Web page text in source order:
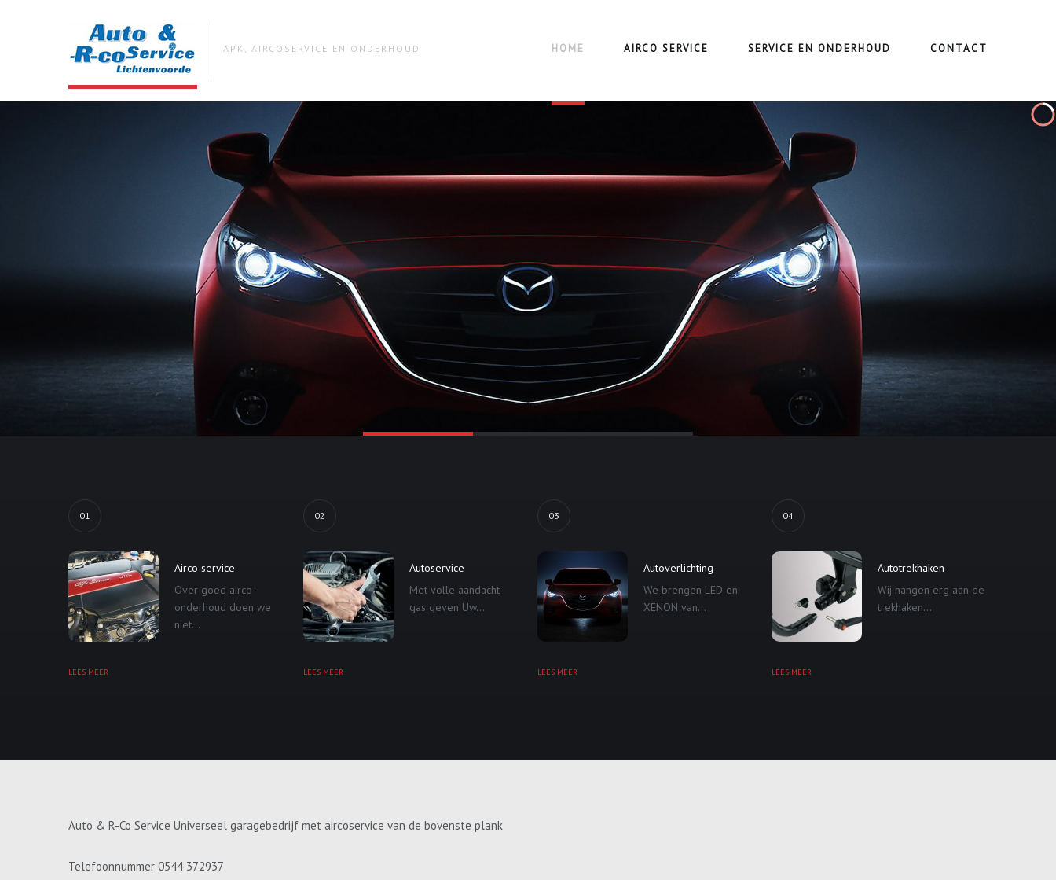
APK, AIRCOSERVICE EN ONDERHOUD HOME AIRCO SERVICE SERVICE EN ONDERHOUD CONTACT
01
Airco service
Over goed airco-
onderhoud doen we
niet...
LEES MEER
02
Autoservice
Met volle aandacht
gas geven Uw...
LEES MEER
03
Autoverlichting
We brengen LED en
XENON van...
LEES MEER
04
Autotrekhaken
Wij hangen erg aan de
trekhaken...
LEES MEER
Auto & R-Co Service Universeel garagebedrijf met aircoservice van de bovenste plank
Telefoonnummer 0544 372937